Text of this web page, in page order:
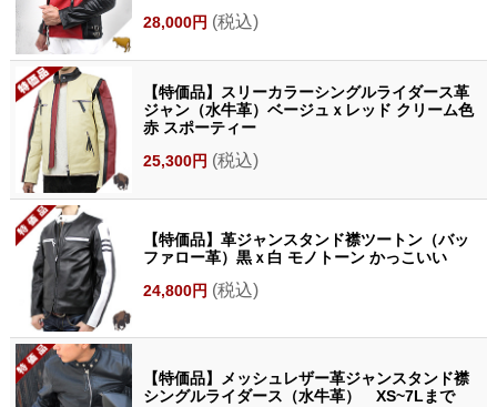
28,000円 (税込)
【特価品】スリーカラーシングルライダース革
ジャン（水牛革）ベージュｘレッド クリーム色
赤 スポーティー
25,300円 (税込)
【特価品】革ジャンスタンド襟ツートン（バッ
ファロー革）黒ｘ白 モノトーン かっこいい
24,800円 (税込)
【特価品】メッシュレザー革ジャンスタンド襟
シングルライダース（水牛革） XS~7Lまで